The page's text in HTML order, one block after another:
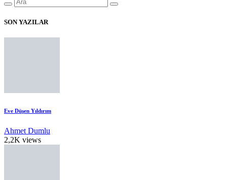
SON YAZILAR
Eve Düşen Yıldırım
Ahmet Dumlu
2,2K views